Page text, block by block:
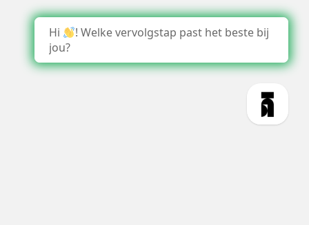
Hi
! Welke vervolgstap past het beste bij
jou?